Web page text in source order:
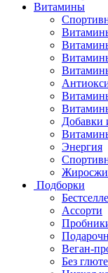
Витамины
Добавки
Энергия
Подборки
Ассорти
Веган-
Без